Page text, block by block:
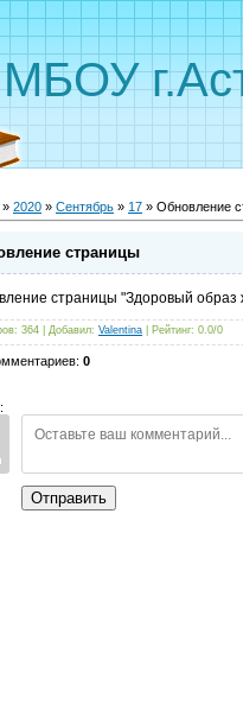
МБОУ
» 2020 » Сентябрь » 17 » Обновление
страницы
страницы "Здоровый образ
: 364 Добавил: Valentina Рейтинг: 0.0/0
: 0
Отправить